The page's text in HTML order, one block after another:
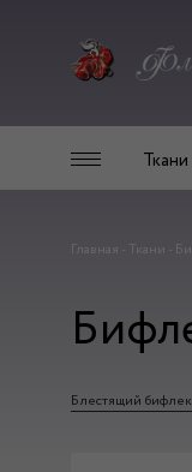
Ткани
Главная Ткани
Блестящий